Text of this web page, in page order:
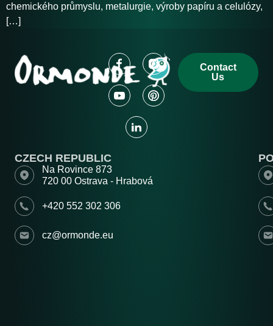
chemického průmyslu, metalurgie, výroby papíru a celulózy,
[…]
Contact
Us
CZECH REPUBLIC
Na Rovince 873
720 00 Ostrava - Hrabová
+420 552 302 306
cz@ormonde.eu